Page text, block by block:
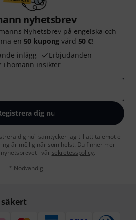
nyhetsbrev
Nyhetsbrev på engelska och
en 50 kupong värd 50 €!
inlägg
Erbjudanden
Thomann Insikter
dig nu
dig nu" samtycker jag till att ta emot e-
är möjlig när som helst. Du finner mer
i vår sekretesspolicy.
* Nödvändig
säkert